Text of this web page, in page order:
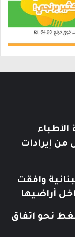
من إيرادات
وافقت
أراضيها
نحو اتفاق